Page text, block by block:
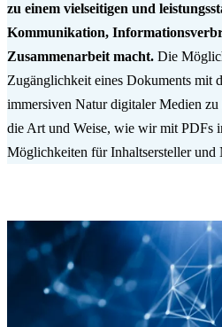
zu einem vielseitigen und
Kommunikation,
Zusammenarbeit macht. Die
Zugänglichkeit eines Dokuments mit
immersiven Natur digitaler Medien
die Art und Weise, wie wir mit PDFs
Möglichkeiten für Inhaltsersteller und